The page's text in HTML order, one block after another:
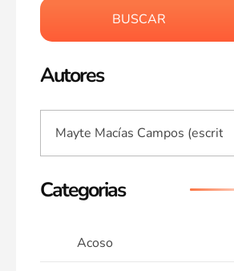
BUSCAR
Autores
Categorias
Acoso